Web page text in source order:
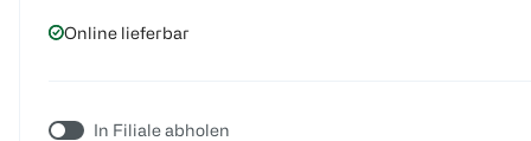
Online lieferbar
In Filiale abholen